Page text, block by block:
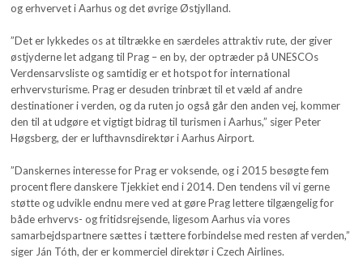
og erhvervet i Aarhus og det øvrige Østjylland.
”Det er lykkedes os at tiltrække en særdeles attraktiv rute, der giver
østjyderne let adgang til Prag – en by, der optræder på UNESCOs
Verdensarvsliste og samtidig er et hotspot for international
erhvervsturisme. Prag er desuden trinbræt til et væld af andre
destinationer i verden, og da ruten jo også går den anden vej, kommer
den til at udgøre et vigtigt bidrag til turismen i Aarhus,” siger Peter
Høgsberg, der er lufthavnsdirektør i Aarhus Airport.
”Danskernes interesse for Prag er voksende, og i 2015 besøgte fem
procent flere danskere Tjekkiet end i 2014. Den tendens vil vi gerne
støtte og udvikle endnu mere ved at gøre Prag lettere tilgængelig for
både erhvervs- og fritidsrejsende, ligesom Aarhus via vores
samarbejdspartnere sættes i tættere forbindelse med resten af verden,”
siger Ján Tóth, der er kommerciel direktør i Czech Airlines.